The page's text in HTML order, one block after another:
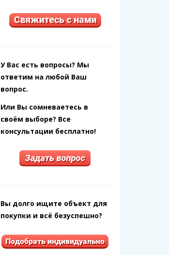
У Вас есть вопросы? Мы
ответим на любой Ваш
вопрос.
Или Вы сомневаетесь в
своём выборе? Все
консультации бесплатно!
Вы долго ищите объект для
покупки и всё безуспешно?